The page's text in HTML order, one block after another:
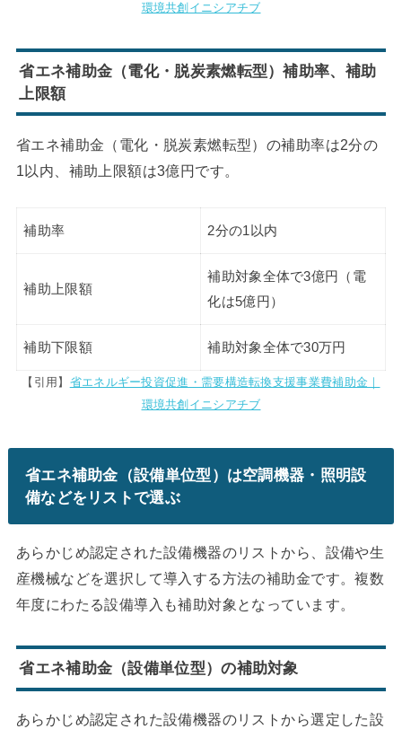
環境共創イニシアチブ
省エネ補助金（電化・脱炭素燃転型）補助率、補助
上限額
省エネ補助金（電化・脱炭素燃転型）の補助率は2分の
1以内、補助上限額は3億円です。
補助率 2分の1以内
補助上限額
補助対象全体で3億円（電
化は5億円）
補助下限額 補助対象全体で30万円
【引用】 省エネルギー投資促進・需要構造転換支援事業費補助金｜
環境共創イニシアチブ
省エネ補助金（設備単位型）は空調機器・照明設
備などをリストで選ぶ
あらかじめ認定された設備機器のリストから、設備や生
産機械などを選択して導入する方法の補助金です。複数
年度にわたる設備導入も補助対象となっています。
省エネ補助金（設備単位型）の補助対象
あらかじめ認定された設備機器のリストから選定した設